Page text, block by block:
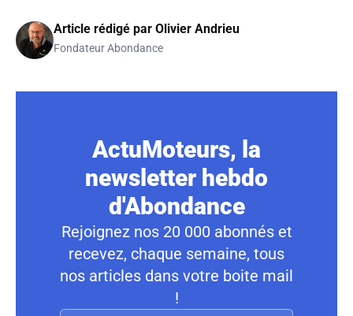
Article rédigé par Olivier Andrieu
Fondateur Abondance
ActuMoteurs, la
newsletter hebdo
d'Abondance
Rejoignez nos 20 000 abonnés et
recevez, chaque semaine, tous
nos articles dans votre boite mail
!